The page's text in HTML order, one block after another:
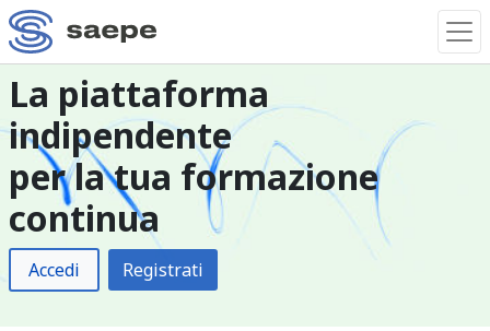
La piattaforma
indipendente
per la tua formazione
continua
Accedi Registrati